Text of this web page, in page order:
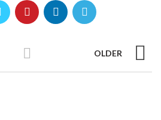
OLDER